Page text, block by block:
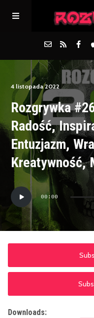
Główna
Archiwum
FAQs
Kontakt
4 listopada 2022
Rozgrywka
Radość,
Entuzjazm,
Kreatywność,
Odtwarzacz
plików
dźwiękowych
00:00
Downloads: